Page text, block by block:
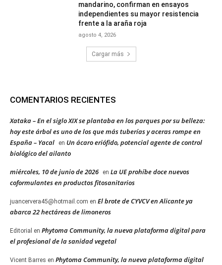
mandarino, confirman en ensayos
independientes su mayor resistencia
frente a la araña roja
agosto 4, 2026
Cargar más
COMENTARIOS RECIENTES
Xataka – En el siglo XIX se plantaba en los parques por su belleza:
hoy este árbol es uno de los que más tuberías y aceras rompe en
España – Yacal
en Un ácaro eriófido, potencial agente de control
biológico del ailanto
miércoles, 10 de junio de 2026 en La UE prohíbe doce nuevos
coformulantes en productos fitosanitarios
juancervera45@hotmail.com en El brote de CYVCV en Alicante ya
abarca 22 hectáreas de limoneros
Editorial en Phytoma Community, la nueva plataforma digital para
el profesional de la sanidad vegetal
Vicent Barres en Phytoma Community, la nueva plataforma digital